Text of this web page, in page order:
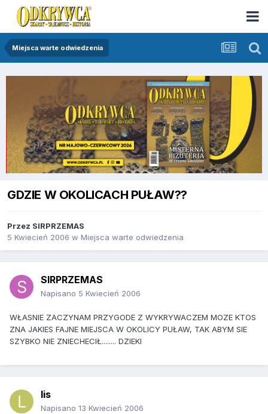
Miejsca warte odwiedzenia
GDZIE W OKOLICACH PUŁAW??
Przez SIRPRZEMAS
5 Kwiecień 2006 w Miejsca warte odwiedzenia
SIRPRZEMAS
Napisano 5 Kwiecień 2006
WŁASNIE ZACZYNAM PRZYGODE Z WYKRYWACZEM MOZE KTOS
ZNA JAKIES FAJNE MIEJSCA W OKOLICY PUŁAW, TAK ABYM SIE
SZYBKO NIE ZNIECHECIŁ........ DZIEKI
lis
Napisano 13 Kwiecień 2006